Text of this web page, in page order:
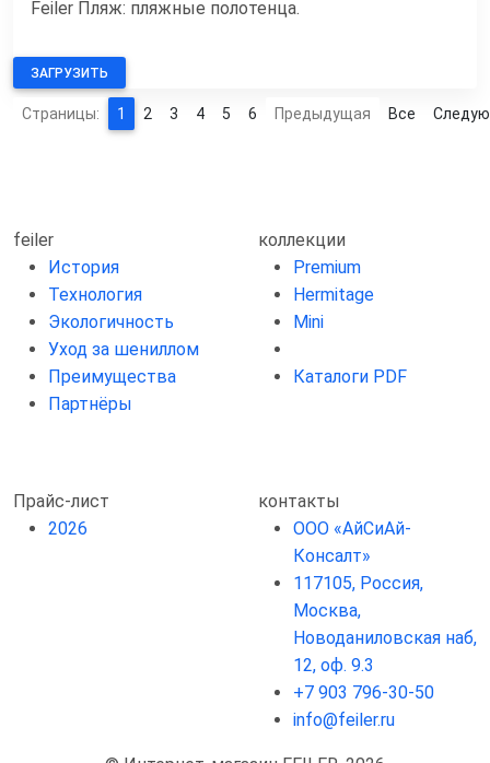
Feiler Пляж: пляжные полотенца.
ЗАГРУЗИТЬ
Страницы: 1 2 3 4 5 6 Предыдущая Все
feiler
История
Технология
Экологичность
Уход за шениллом
Преимущества
Партнёры
коллекции
Premium
Hermitage
Mini
Каталоги PDF
Прайс-лист
2026
контакты
ООО «АйСиАй-
Консалт»
117105, Россия,
Москва,
Новоданиловская наб,
12, оф. 9.3
+7 903 796-30-50
info@feiler.ru